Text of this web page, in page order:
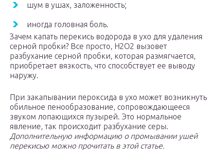
шум в ушах, заложенность;
иногда головная боль.
Зачем капать перекись водорода в ухо для удаления
серной пробки? Все просто, Н2О2 вызовет
разбухание серной пробки, которая размягчается,
приобретает вязкость, что способствует ее выводу
наружу.
При закапывании пероксида в ухо может возникнуть
обильное пенообразование, сопровождающееся
звуком лопающихся пузырей. Это нормальное
явление, так происходит разбухание серы.
Дополнительную информацию о промывании ушей
перекисью можно прочитать в этой статье.